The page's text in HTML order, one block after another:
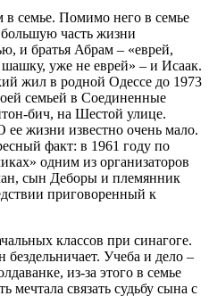
семье. Помимо него в семье
большую часть жизни
и братья Абрам – «еврей,
уже не еврей» – и Исаак.
жил в родной Одессе до 1973
семьей в Соединенные
бич, на Шестой улице.
жизни известно очень мало.
факт: в 1961 году по
одним из организаторов
сын Деборы и племянник
приговоренный к
классов при синагоге.
Учеба и дело –
из-за этого в семье
мечтала связать судьбу сына с